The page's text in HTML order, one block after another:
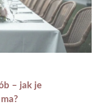
– jak je